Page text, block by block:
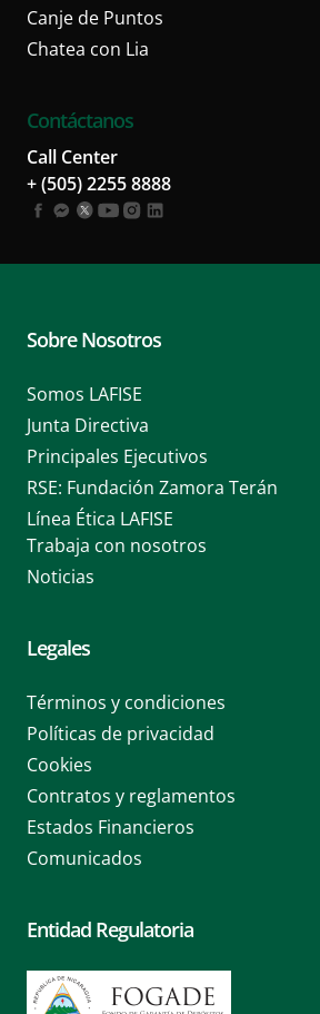
Canje de Puntos
Chatea con Lia
Contáctanos
Call Center
+ (505) 2255 8888
Sobre Nosotros
Somos LAFISE
Junta Directiva
Principales Ejecutivos
RSE: Fundación Zamora Terán
Línea Ética LAFISE
Trabaja con nosotros
Noticias
Legales
Términos y condiciones
Políticas de privacidad
Cookies
Contratos y reglamentos
Estados Financieros
Comunicados
Entidad Regulatoria